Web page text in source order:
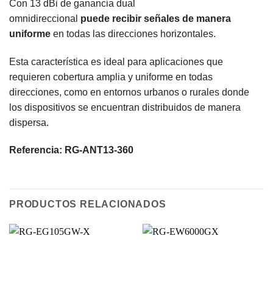
Con 13 dBi de ganancia dual
omnidireccional puede recibir señales de manera
uniforme en todas las direcciones horizontales.
Esta característica es ideal para aplicaciones que
requieren cobertura amplia y uniforme en todas
direcciones, como en entornos urbanos o rurales donde
los dispositivos se encuentran distribuidos de manera
dispersa.
Referencia: RG-ANT13-360
PRODUCTOS RELACIONADOS